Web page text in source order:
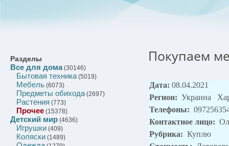
Разделы
Все для дома(30146)
Бытовая техника(5019)
Мебель (6073)
Предметы обихода(2697)
Растения (773)
Прочее (15378)
Детский мир (4636)
Игрушки (409)
Коляски (1489)
Покупаем
Дата: 08.04.2021
Регион: Украина
Телефоны:
Контактное лицо:
Рубрика: Куплю